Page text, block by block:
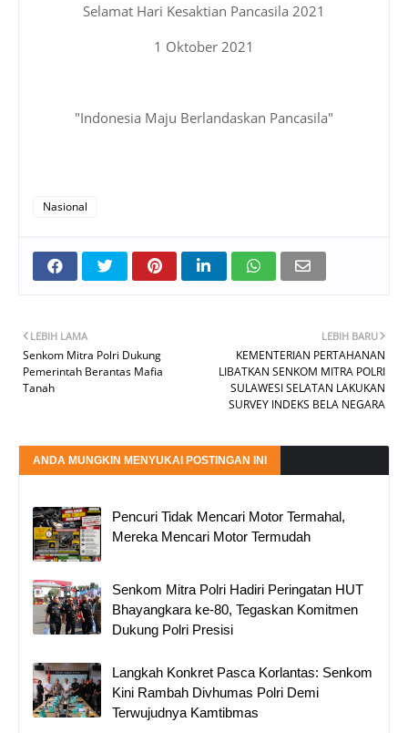
Selamat Hari Kesaktian Pancasila 2021
1 Oktober 2021
"Indonesia Maju Berlandaskan Pancasila"
Nasional
LEBIH BARU
KEMENTERIAN PERTAHANAN
LIBATKAN SENKOM MITRA POLRI
SULAWESI SELATAN LAKUKAN
SURVEY INDEKS BELA NEGARA
LEBIH LAMA
Senkom Mitra Polri Dukung
Pemerintah Berantas Mafia
Tanah
ANDA MUNGKIN MENYUKAI POSTINGAN INI
Pencuri Tidak Mencari Motor Termahal,
Mereka Mencari Motor Termudah
Senkom Mitra Polri Hadiri Peringatan HUT
Bhayangkara ke-80, Tegaskan Komitmen
Dukung Polri Presisi
Langkah Konkret Pasca Korlantas: Senkom
Kini Rambah Divhumas Polri Demi
Terwujudnya Kamtibmas